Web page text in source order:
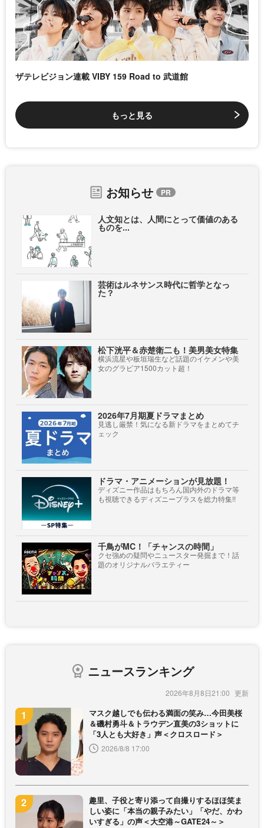
ザテレビジョン連載 VIBY 159 Road to 武道館
もっと見る
お知らせ
人文知とは、人間にとって価値のある
ものを...
芸術はルネサンス時代に哲学となっ
た？
松下洸平＆赤楚衛二も！美男美女特集
横浜流星や板垣瑞生など話題のイケメンや美
女のグラビア1500カット超！
2026年7月期夏ドラマまとめ
見逃し厳禁！気になる新ドラマをまとめてチ
ェック
ドラマ・アニメーションが見放題！
ディズニー作品はもちろん国内外のドラマ等
も視聴できるディズニープラスを総力特集!!
千鳥がMC！「チャンスの時間」
クセ強めの疑問やニュースター発掘まで！話
題のオリジナルバラエティー
ニュースランキング
2026年8月8日21:00
マスク越しでも伝わる満面の笑み…今田美桜
＆磯村勇斗＆トラウデン直美の3ショットに
「3人とも大好き」声＜クロスロード＞
2026/8/8 17:00
趣里、子役と寄り添って自撮りするほほ笑ま
しい姿に「本当の親子みたい」「やだ、かわ
いすぎる」の声＜大空港～GATE24～＞